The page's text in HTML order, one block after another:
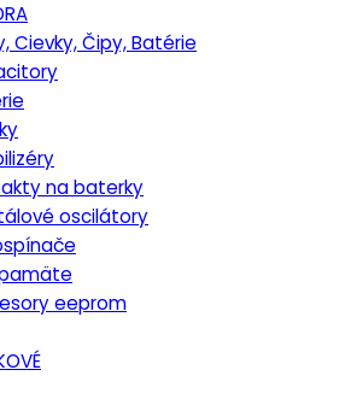
Cievky, Čipy, Batérie
na baterky
oscilátory
eeprom